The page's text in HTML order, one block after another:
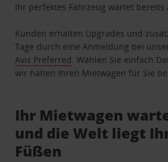
Ihr perfektes Fahrzeug wartet bereits
Kunden erhalten Upgrades und
Tage durch eine Anmeldung bei
Avis Preferred . Wählen Sie einfach
wir halten Ihren Mietwagen für Sie
Ihr Mietwagen
und die Welt liegt
Füßen